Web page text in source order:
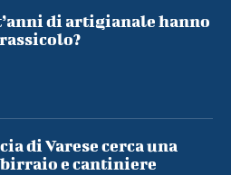
di artigianale hanno
di Varese cerca una
e cantiniere